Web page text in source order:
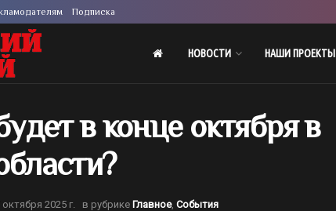
Подписка
НОВОСТИ НАШИ ПРОЕКТЫ
в конце октября в
2025 г. в рубрике Главное, События